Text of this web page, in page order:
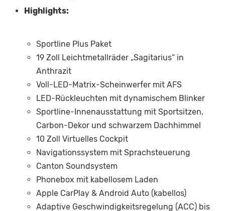
Highlights:
Sportline Plus Paket
19 Zoll Leichtmetallräder „Sagitarius“ in
Anthrazit
Voll-LED-Matrix-Scheinwerfer mit AFS
LED-Rückleuchten mit dynamischem Blinker
Sportline-Innenausstattung mit Sportsitzen,
Carbon-Dekor und schwarzem Dachhimmel
10 Zoll Virtuelles Cockpit
Navigationssystem mit Sprachsteuerung
Canton Soundsystem
Phonebox mit kabellosem Laden
Apple CarPlay & Android Auto (kabellos)
Adaptive Geschwindigkeitsregelung (ACC) bis